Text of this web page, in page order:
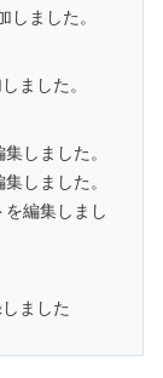
しました。
ました。
しました。
しました。
を編集しまし
ました